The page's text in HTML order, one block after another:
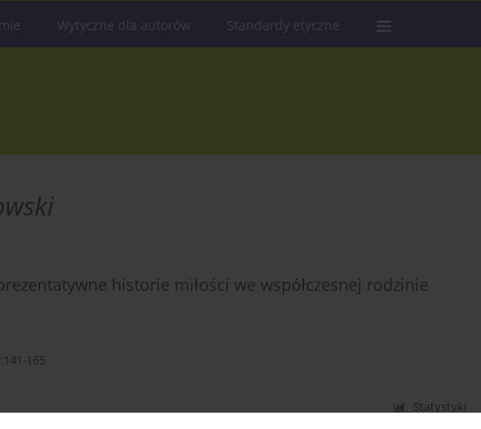
Wytyczne dla autorów Standardy etyczne
historie miłości we współczesnej rodzinie
165
Statystyki